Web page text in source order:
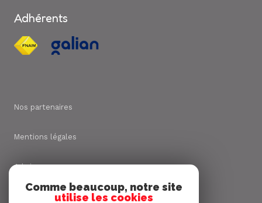
Adhérents
Nos partenaires
Mentions légales
Admin
Nos honoraires
Comme beaucoup, notre site
utilise les cookies